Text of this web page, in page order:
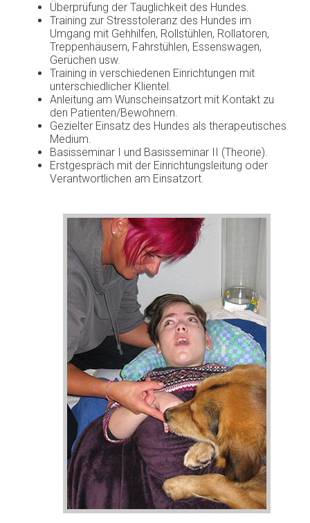
Überprüfung der Tauglichkeit des Hundes.
Training zur Stresstoleranz des Hundes im
Umgang mit Gehhilfen, Rollstühlen, Rollatoren,
Treppenhäusern, Fahrstühlen, Essenswagen,
Gerüchen usw.
Training in verschiedenen Einrichtungen mit
unterschiedlicher Klientel.
Anleitung am Wunscheinsatzort mit Kontakt zu
den Patienten/Bewohnern.
Gezielter Einsatz des Hundes als therapeutisches
Medium.
Basisseminar I und Basisseminar II (Theorie).
Erstgespräch mit der Einrichtungsleitung oder
Verantwortlichen am Einsatzort.